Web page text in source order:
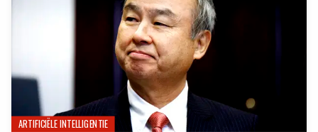
ARTIFICIËLE INTELLIGENTIE